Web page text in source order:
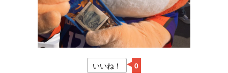
いいね！ 0